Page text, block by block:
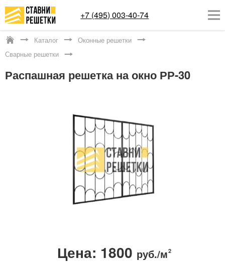
+7 (495) 003-40-74
+7 (495) 003-40-74 Круглосуточно!
Каталог
Оконные решетки
Сварные решетки
Распашная решетка на окно РР-30
Цена: 1800 руб./м2